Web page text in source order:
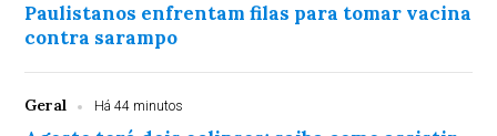
Paulistanos enfrentam filas para tomar vacina
contra sarampo
Geral Há 44 minutos